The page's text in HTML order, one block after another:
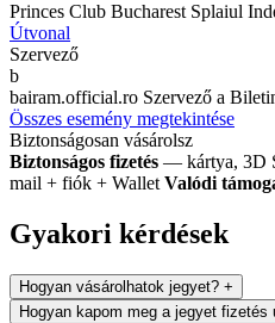
Princes Club Bucharest Splaiul
Útvonal
Szervező
b
bairam.official.ro Szervező a
Összes esemény megtekintése
Biztonságosan vásárolsz
Biztonságos fizetés — kártya, 3D
mail + fiók + Wallet Valódi
Gyakori kérdések
Hogyan vásárolhatok jegyet? +
Hogyan kapom meg a jegyet fizetés